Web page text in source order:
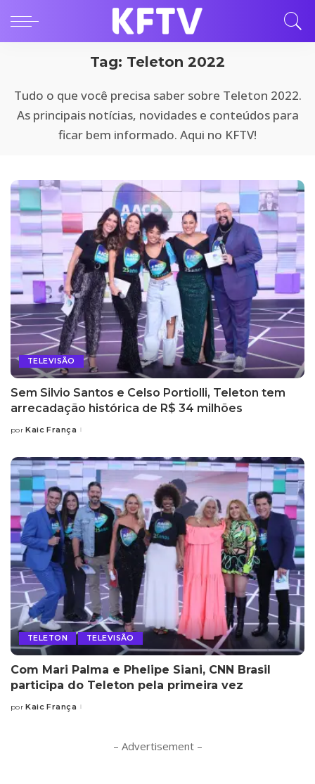
Tag: Teleton 2022
Tudo o que você precisa saber sobre Teleton 2022.
As principais notícias, novidades e conteúdos para
ficar bem informado. Aqui no KFTV!
TELEVISÃO
Sem Silvio Santos e Celso Portiolli, Teleton tem
arrecadação histórica de R$ 34 milhões
Posted
por Kaic França
TELETON TELEVISÃO
Com Mari Palma e Phelipe Siani, CNN Brasil
participa do Teleton pela primeira vez
Posted
por Kaic França
– Advertisement –